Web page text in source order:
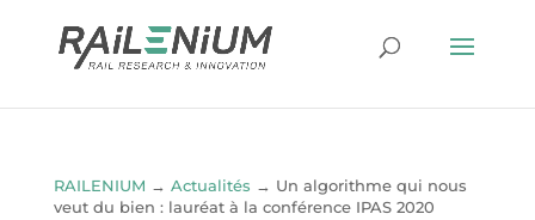
RAILENIUM → Actualités → Un algorithme qui nous
veut du bien : lauréat à la conférence IPAS 2020